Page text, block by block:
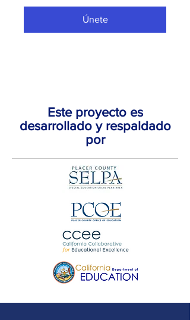
Únete
Este proyecto es
desarrollado y respaldado
por